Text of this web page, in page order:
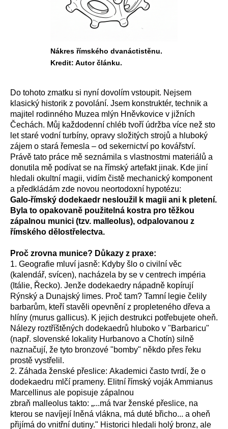
Nákres římského dvanáctistěnu.
Kredit: Autor článku.
Do tohoto zmatku si nyní dovolím vstoupit. Nejsem
klasický historik z povolání. Jsem konstruktér, technik a
majitel rodinného Muzea mlýn Hněvkovice v jižních
Čechách. Můj každodenní chléb tvoří údržba více než sto
let staré vodní turbíny, opravy složitých strojů a hluboký
zájem o stará řemesla – od sekernictví po kovářství.
Právě tato práce mě seznámila s vlastnostmi materiálů a
donutila mě podívat se na římský artefakt jinak. Kde jiní
hledali okultní magii, vidím čistě mechanický komponent
a předkládám zde novou neortodoxní hypotézu:
Galo-římský dodekaedr nesloužil k magii ani k pletení.
Byla to opakovaně použitelná kostra pro těžkou
zápalnou munici (tzv. malleolus), odpalovanou z
římského dělostřelectva.
Proč zrovna munice? Důkazy z praxe:
1. Geografie mluví jasně: Kdyby šlo o civilní věc
(kalendář, svícen), nacházela by se v centrech impéria
(Itálie, Řecko). Jenže dodekaedry nápadně kopírují
Rýnský a Dunajský limes. Proč tam? Tamní legie čelily
barbarům, kteří stavěli opevnění z propleteného dřeva a
hlíny (murus gallicus). K jejich destrukci potřebujete oheň.
Nálezy roztříštěných dodekaedrů hluboko v "Barbaricu"
(např. slovenské lokality Hurbanovo a Chotín) silně
naznačují, že tyto bronzové "bomby" někdo přes řeku
prostě vystřelil.
2. Záhada ženské přeslice: Akademici často tvrdí, že o
dodekaedru mlčí prameny. Elitní římský voják Ammianus
Marcellinus ale popisuje zápalnou
zbraň malleolus takto: „...má tvar ženské přeslice, na
kterou se navíjejí lněná vlákna, má duté břicho... a oheň
přijímá do vnitřní dutiny." Historici hledali holý bronz, ale